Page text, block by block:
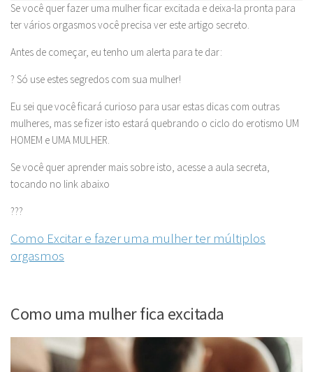
Se você quer fazer uma mulher ficar excitada e deixa-la pronta para
ter vários orgasmos você precisa ver este artigo secreto.
Antes de começar, eu tenho um alerta para te dar:
? Só use estes segredos com sua mulher!
Eu sei que você ficará curioso para usar estas dicas com outras
mulheres, mas se fizer isto estará quebrando o ciclo do erotismo UM
HOMEM e UMA MULHER.
Se você quer aprender mais sobre isto, acesse a aula secreta,
tocando no link abaixo
???
Como Excitar e fazer uma mulher ter múltiplos
orgasmos
Como uma mulher fica excitada